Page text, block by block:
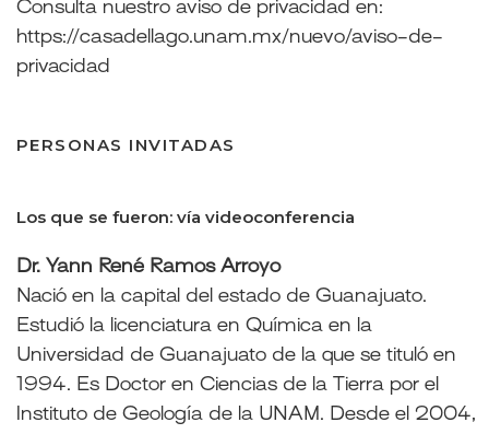
Consulta nuestro aviso de privacidad en:
https://casadellago.unam.mx/nuevo/aviso-de-
privacidad
PERSONAS INVITADAS
Los que se fueron: vía videoconferencia
Dr. Yann René Ramos Arroyo
Nació en la capital del estado de Guanajuato.
Estudió la licenciatura en Química en la
Universidad de Guanajuato de la que se tituló en
1994. Es Doctor en Ciencias de la Tierra por el
Instituto de Geología de la UNAM. Desde el 2004,